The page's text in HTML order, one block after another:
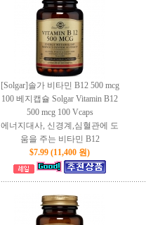
[Solgar]솔가 비타민 B12 500 mcg
100 베지캡슐 Solgar Vitamin B12
500 mcg 100 Vcaps
에너지대사, 신경계,심혈관에 도
움을 주는 비타민 B12
$7.99 (11,400 원)